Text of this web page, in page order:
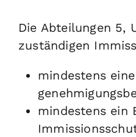
Die Abteilungen 5,
zuständigen
mindestens
mindestens ein